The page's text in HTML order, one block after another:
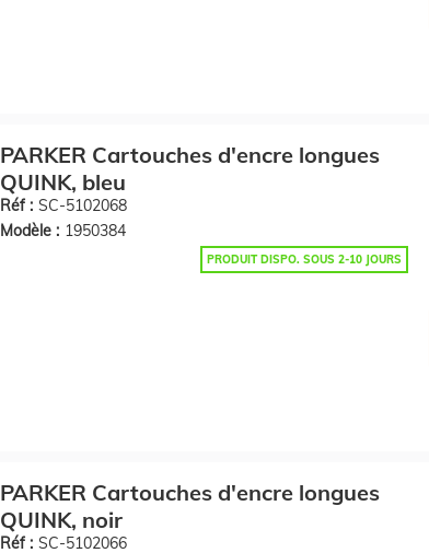
PARKER Cartouches d'encre longues
QUINK, bleu
Réf : SC-5102068
Modèle : 1950384
PRODUIT DISPO. SOUS 2-10 JOURS
PARKER Cartouches d'encre longues
QUINK, noir
Réf : SC-5102066